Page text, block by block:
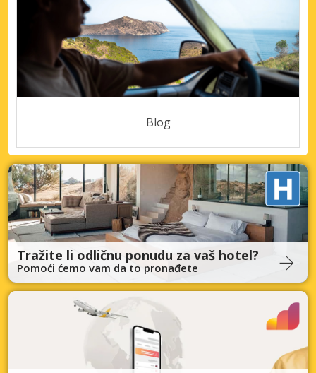
Blog
Tražite li odličnu ponudu za vaš hotel?
Pomoći ćemo vam da to pronađete